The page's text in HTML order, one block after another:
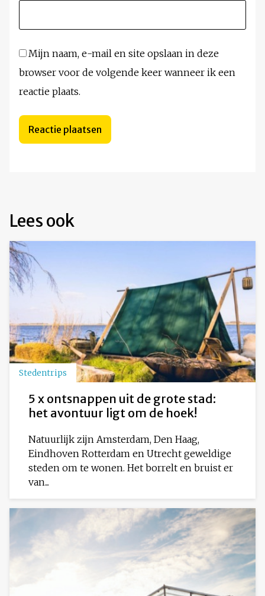
Mijn naam, e-mail en site opslaan in deze
browser voor de volgende keer wanneer ik een
reactie plaats.
Lees ook
Stedentrips
5 x ontsnappen uit de grote stad:
het avontuur ligt om de hoek!
Natuurlijk zijn Amsterdam, Den Haag,
Eindhoven Rotterdam en Utrecht geweldige
steden om te wonen. Het borrelt en bruist er
van...